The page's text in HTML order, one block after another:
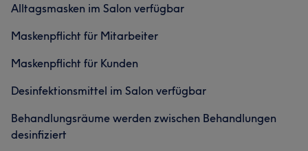
Was unsere Kunden über Hristofor sagen
Professionell
Talentiert 10
Alltagsmasken im Salon verfügbar
Maskenpflicht für Mitarbeiter
Maskenpflicht für Kunden
Desinfektionsmittel im Salon verfügbar
Behandlungsräume werden zwischen Behandlungen
desinfiziert